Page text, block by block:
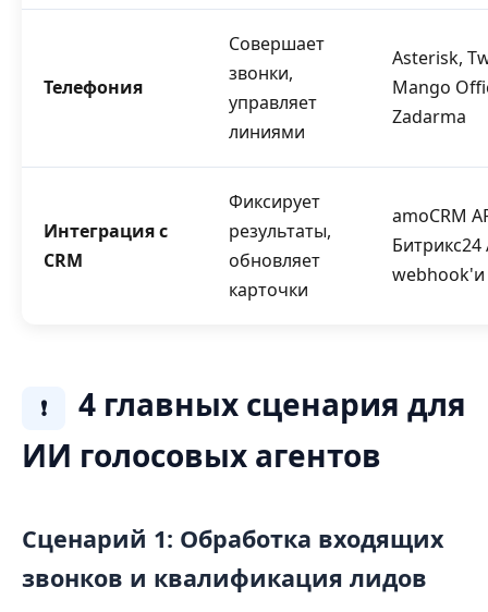
Телефония
Совершает
звонки,
управляет
линиями
Asterisk,
Mango
Zadarma
Интеграция с
CRM
Фиксирует
результаты,
обновляет
карточки
amoCRM
Битрикс24
webhook'и
❗
4 главных сценария для
ИИ голосовых агентов
Сценарий 1: Обработка входящих
звонков и квалификация лидов